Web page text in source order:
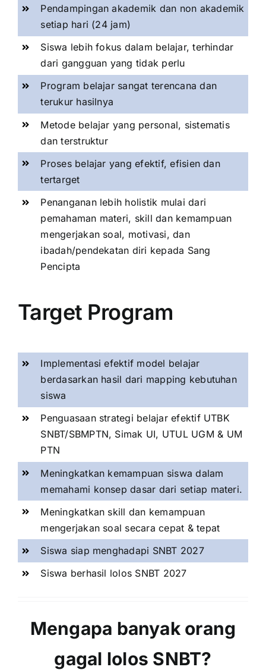
Pendampingan akademik dan non akademik
setiap hari (24 jam)
Siswa lebih fokus dalam belajar, terhindar
dari gangguan yang tidak perlu
Program belajar sangat terencana dan
terukur hasilnya
Metode belajar yang personal, sistematis
dan terstruktur
Proses belajar yang efektif, efisien dan
tertarget
Penanganan lebih holistik mulai dari
pemahaman materi, skill dan kemampuan
mengerjakan soal, motivasi, dan
ibadah/pendekatan diri kepada Sang
Pencipta
Target Program
Implementasi efektif model belajar
berdasarkan hasil dari mapping kebutuhan
siswa
Penguasaan strategi belajar efektif UTBK
SNBT/SBMPTN, Simak UI, UTUL UGM & UM
PTN
Meningkatkan kemampuan siswa dalam
memahami konsep dasar dari setiap materi.
Meningkatkan skill dan kemampuan
mengerjakan soal secara cepat & tepat
Siswa siap menghadapi SNBT 2027
Siswa berhasil lolos SNBT 2027
Mengapa banyak orang
gagal lolos SNBT?